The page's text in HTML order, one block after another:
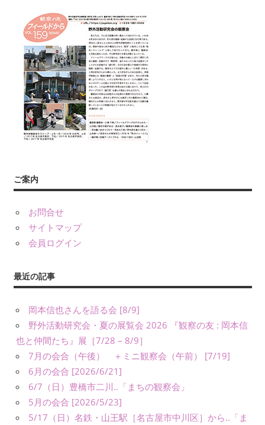
か
ら：
観
察
の
友』
や
書
表・
展
ワ
ー
ク
ョ
ッ
プ・
演
（講
義）
な
ど
に
よ
ご案内
お問合せ
サイトマップ
会員ログイン
最近の記事
岡本信也さんを語る会 [8/9]
野外活動研究会・夏の展覧会 2026 『観察の友 : 岡本信
也と仲間たち』展［7/28 – 8/9］
7月の会合（午後） ＋ミニ観察会（午前） [7/19]
6月の会合 [2026/6/21]
6/7（日）豊橋市二川..「まちの観察会」
5月の会合 [2026/5/23]
5/17（日）名鉄・山王駅［名古屋市中川区］から..「ま